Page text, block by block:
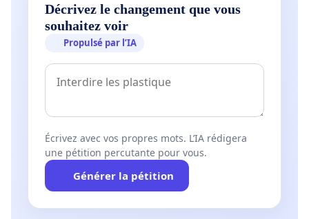
Décrivez le changement que vous
souhaitez voir
Propulsé par l’IA
Écrivez avec vos propres mots. L’IA rédigera
une pétition percutante pour vous.
Générer la pétition